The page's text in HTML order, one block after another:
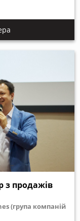
з продажів
(група компаній